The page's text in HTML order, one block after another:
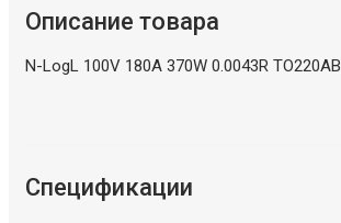
Описание товара
N-LogL 100V 180A 370W 0.0043R TO220AB
Спецификации